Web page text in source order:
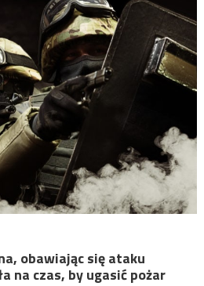
obawiając się ataku
na czas, by ugasić pożar